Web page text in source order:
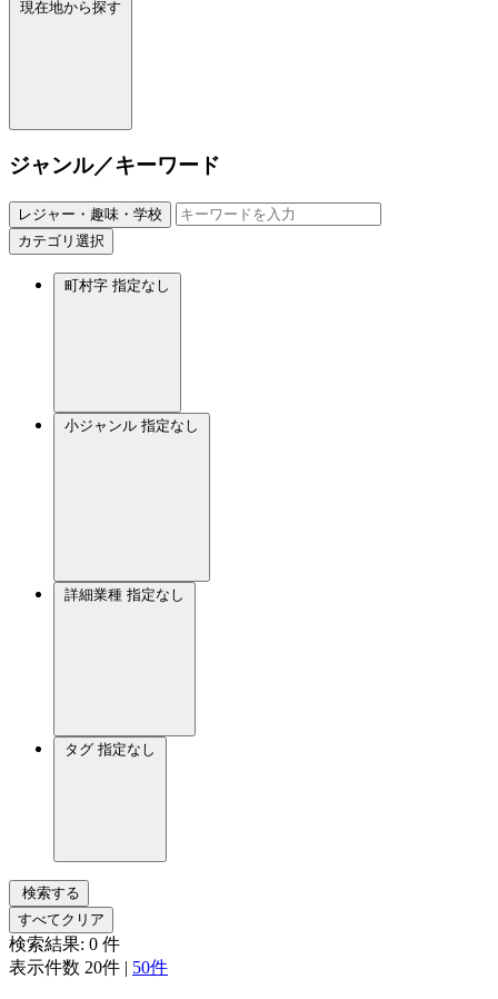
現在地から探す
ジャンル／キーワード
レジャー・趣味・学校
カテゴリ選択
町村字 指定なし
小ジャンル 指定なし
詳細業種 指定なし
タグ 指定なし
検索する
すべてクリア
検索結果: 0 件
表示件数 20件 | 50件